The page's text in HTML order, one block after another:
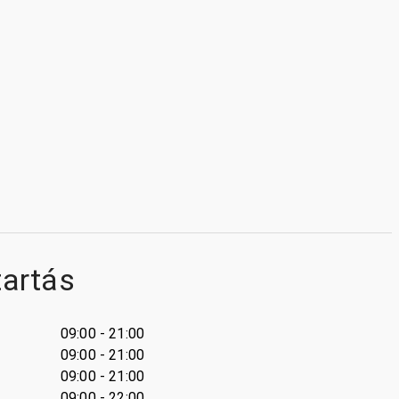
09:00 - 21:00
09:00 - 21:00
09:00 - 21:00